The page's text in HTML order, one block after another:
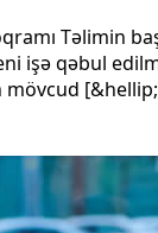
Təlimin
işə qəbul
mövcud